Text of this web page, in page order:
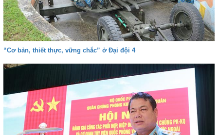
“Cơ bản, thiết thực, vững chắc” ở Đại đội 4